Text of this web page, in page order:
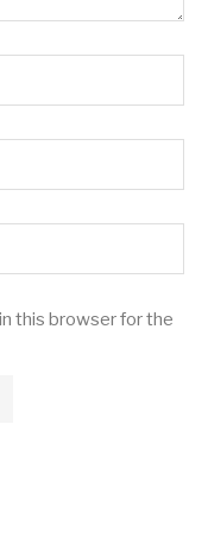
this browser for the